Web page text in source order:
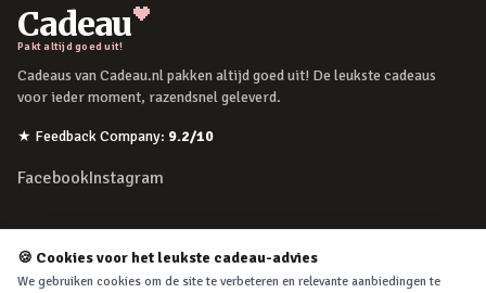
Cadeau
Pakt altijd goed uit!
Cadeaus van Cadeau.nl pakken altijd goed uit! De leukste cadeaus
voor ieder moment, razendsnel geleverd.
★ Feedback Company: 9.2/10
FacebookInstagram
POPULAIRE MOMENTEN
🍪 Cookies voor het leukste cadeau-advies
We gebruiken cookies om de site te verbeteren en relevante aanbiedingen te